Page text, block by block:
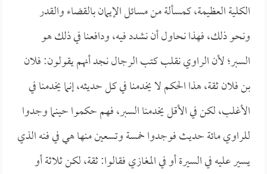
الكلية العظيمة، كمسألة من مسائل الإيمان بالقضاء والقدر
ونحو ذلك، فهذا نحاول أن نشدد فيه، ودافعنا في ذلك هو
السبر؛ لأن الراوي نقلب كتب الرجال نجد أنهم يقولون: فلان
بن فلان ثقة، هذا الحكم لا يخدمنا في كل حديثه، إنما يخدمنا في
الأغلب، لكن في الأقل يخدمنا السبر، فهم حكموا حينما وجدوا
للراوي مائة حديث فوجدوا خمسة وتسعين منها هي في فنه الذي
يسير عليه في السيرة أو في المغازي فقالوا: ثقة، لكن ثلاثة أو